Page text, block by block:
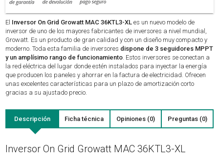
El Inversor On Grid Growatt MAC 36KTL3-XL es un nuevo modelo de
inversor de uno de los mayores fabricantes de inversores a nivel mundial,
Growatt. Es un producto de gran calidad y con un diseño muy compacto y
moderno. Toda esta familia de inversores dispone de 3 seguidores MPPT
y un amplísimo rango de funcionamiento. Estos inversores se conectan a
la red eléctrica del lugar donde estén instalados para inyectar la energía
que producen los paneles y ahorrar en la factura de electricidad. Ofrecen
unas excelentes características para un plazo de amortización corto
gracias a su ajustado precio.
Descripción Ficha técnica Opiniones (0) Preguntas (0)
Inversor On Grid Growatt MAC 36KTL3-XL